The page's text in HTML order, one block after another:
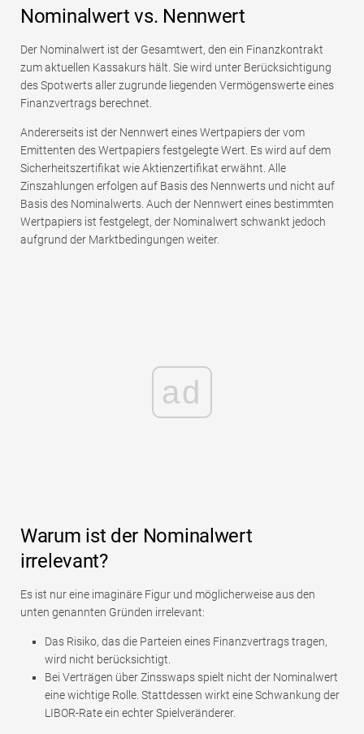
Nominalwert vs. Nennwert
Der Nominalwert ist der Gesamtwert, den ein Finanzkontrakt
zum aktuellen Kassakurs hält. Sie wird unter Berücksichtigung
des Spotwerts aller zugrunde liegenden Vermögenswerte eines
Finanzvertrags berechnet.
Andererseits ist der Nennwert eines Wertpapiers der vom
Emittenten des Wertpapiers festgelegte Wert. Es wird auf dem
Sicherheitszertifikat wie Aktienzertifikat erwähnt. Alle
Zinszahlungen erfolgen auf Basis des Nennwerts und nicht auf
Basis des Nominalwerts. Auch der Nennwert eines bestimmten
Wertpapiers ist festgelegt, der Nominalwert schwankt jedoch
aufgrund der Marktbedingungen weiter.
ad
Warum ist der Nominalwert
irrelevant?
Es ist nur eine imaginäre Figur und möglicherweise aus den
unten genannten Gründen irrelevant:
Das Risiko, das die Parteien eines Finanzvertrags tragen,
wird nicht berücksichtigt.
Bei Verträgen über Zinsswaps spielt nicht der Nominalwert
eine wichtige Rolle. Stattdessen wirkt eine Schwankung der
LIBOR-Rate ein echter Spielveränderer.